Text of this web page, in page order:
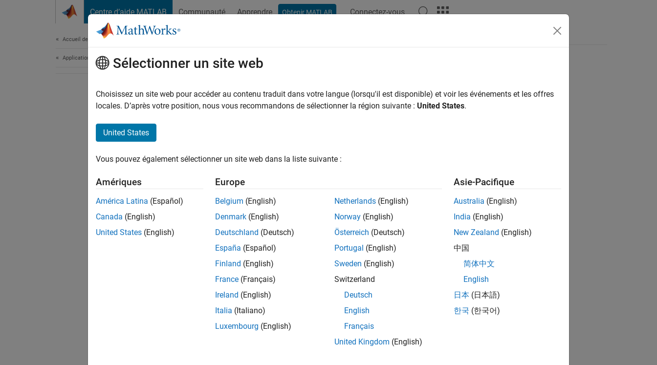
Centre d’aide MATLAB Communauté Apprendre Obtenir MATLAB Connectez-vous
Accueil de la documentation
Application Deployment
How useful was this information?
Sélectionner un site web
Choisissez un site web pour accéder au contenu traduit dans votre langue (lorsqu'il est disponible) et voir les événements et les offres
locales. D’après votre position, nous vous recommandons de sélectionner la région suivante : United States.
United States
Vous pouvez également sélectionner un site web dans la liste suivante :
Amériques
América Latina (Español)
Canada (English)
United States (English)
Europe
Belgium (English)
Denmark (English)
Deutschland (Deutsch)
España (Español)
Finland (English)
France (Français)
Ireland (English)
Italia (Italiano)
Luxembourg (English)
Netherlands (English)
Norway (English)
Österreich (Deutsch)
Portugal (English)
Sweden (English)
Switzerland
Deutsch
English
Français
United Kingdom (English)
Asie-Pacifique
Australia (English)
India (English)
New Zealand (English)
中国
简体中文
English
日本 (日本語)
한국 (한국어)